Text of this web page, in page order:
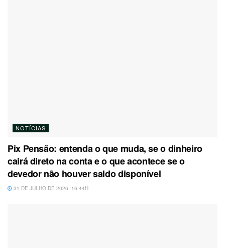
NOTÍCIAS
Pix Pensão: entenda o que muda, se o dinheiro
cairá direto na conta e o que acontece se o
devedor não houver saldo disponível
31 DE JULHO DE 2026, 16:44H